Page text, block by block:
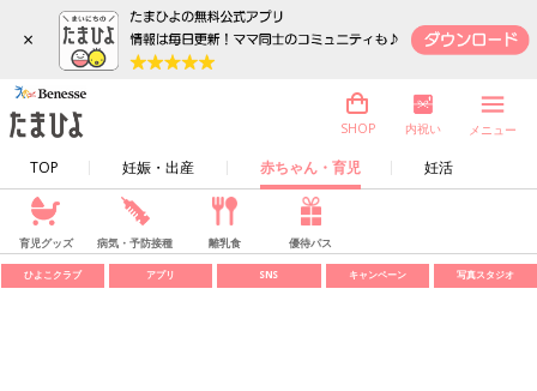
×
TOP 妊娠・出産 赤ちゃん・育児 妊活
SHOP 内祝い メニュー
育児グッズ 病気・予防接種 離乳食 優待パス
ひよこクラブ アプリ SNS キャンペーン 写真スタジオ